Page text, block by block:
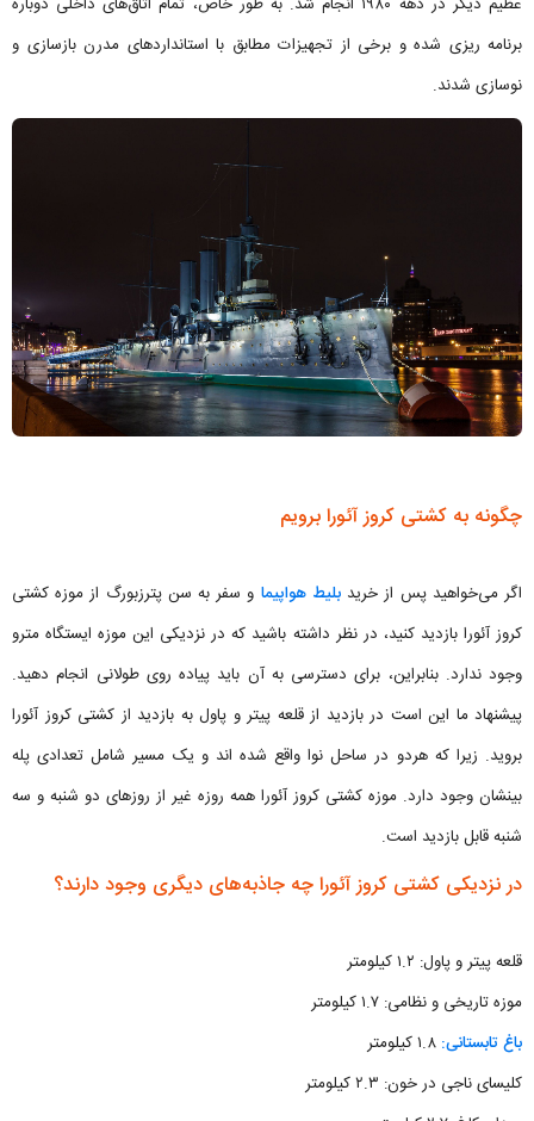
برنامه ریزی شده و برخی از تجهیزات مطابق با استانداردهای مدرن بازسازی و
نوسازی شدند.
چگونه به کشتی کروز آئورا برویم
اگر می‌خواهید پس از خریدبلیط هواپیما و سفر به سن پترزبورگ از موزه کشتی
کروز آئورا بازدید کنید، در نظر داشته باشید که در نزدیکی این موزه ایستگاه مترو
وجود ندارد. بنابراین، برای دسترسی به آن باید پیاده روی طولانی انجام دهید.
پیشنهاد ما این است در بازدید از قلعه پیتر و پاول به بازدید از کشتی کروز آئورا
بروید. زیرا که هردو در ساحل نوا واقع شده اند و یک مسیر شامل تعدادی پله
بینشان وجود دارد. موزه کشتی کروز آئورا همه روزه غیر از روزهای دو شنبه و سه
شنبه قابل بازدید است.
در نزدیکی کشتی کروز آئورا چه جاذبه‌های دیگری وجود دارند؟
قلعه پیتر و پاول: ۱.۲ کیلومتر
موزه تاریخی و نظامی: ۱.۷ کیلومتر
باغ تابستانی:
کلیسای ناجی در خون: ۲.۳ کیلومتر